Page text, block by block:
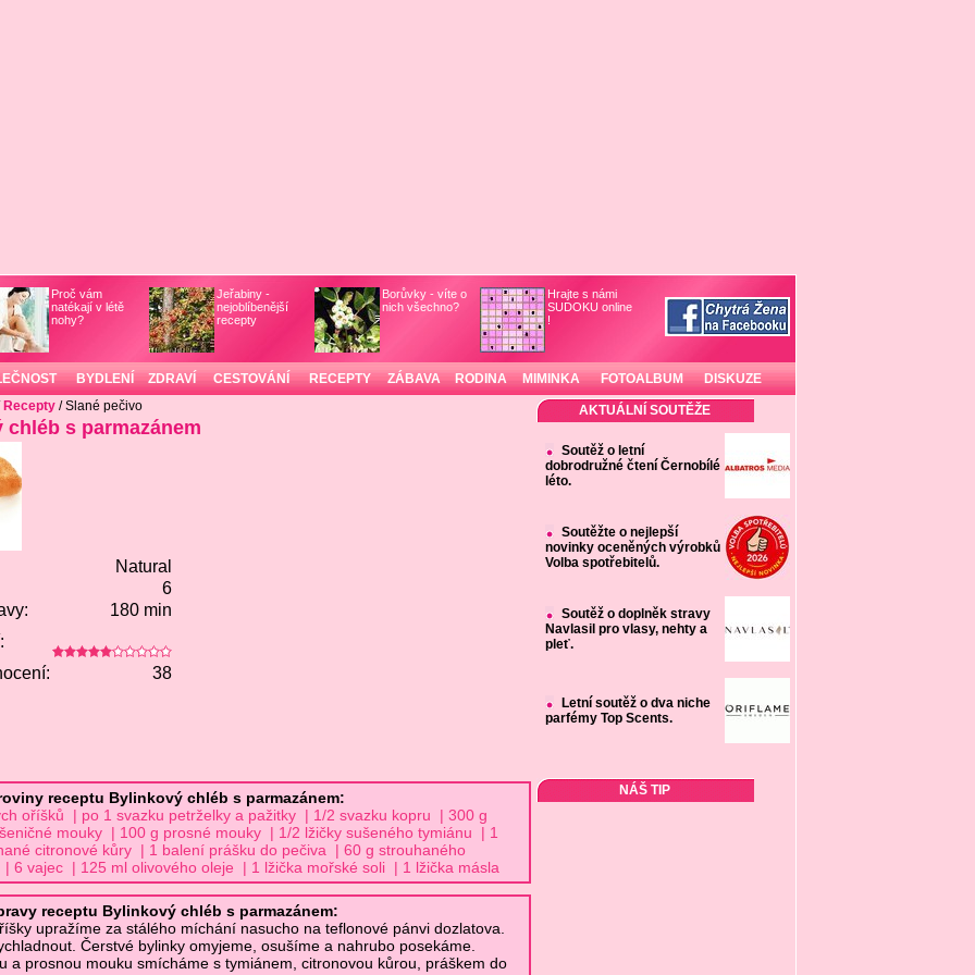
Proč vám
natékají v létě
nohy?
Jeřabiny -
nejoblíbenější
recepty
Borůvky - víte o
nich všechno?
Hrajte s námi
SUDOKU online
!
BYDLENÍ ZDRAVÍ CESTOVÁNÍ RECEPTY ZÁBAVA RODINA MIMINKA FOTOALBUM
DISKUZE
Recepty/ Slané pečivo
s parmazánem
Natural
6
180 min
38
receptu Bylinkový chléb s parmazánem:
oříšků | po 1 svazku petrželky a pažitky | 1/2 svazku kopru | 300 g
mouky | 100 g prosné mouky | 1/2 lžičky sušeného tymiánu | 1
citronové kůry | 1 balení prášku do pečiva | 60 g strouhaného
6 vajec | 125 ml olivového oleje | 1 lžička mořské soli | 1 lžička másla
receptu Bylinkový chléb s parmazánem:
upražíme za stálého míchání nasucho na teflonové pánvi dozlatova.
Čerstvé bylinky omyjeme, osušíme a nahrubo posekáme.
a prosnou mouku smícháme s tymiánem, citronovou kůrou, práškem do
AKTUÁLNÍ SOUTĚŽE
Soutěž o letní
dobrodružné čtení Černobílé
léto.
Soutěžte o nejlepší
novinky oceněných výrobků
Volba spotřebitelů.
Soutěž o doplněk stravy
Navlasil pro vlasy, nehty a
pleť.
Letní soutěž o dva niche
parfémy Top Scents.
NÁŠ TIP